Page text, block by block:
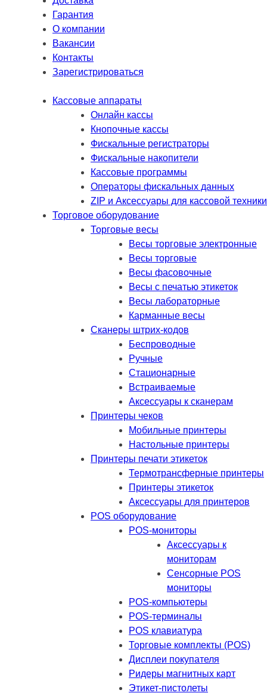
Гарантия
О компании
Вакансии
Контакты
Зарегистрироваться
Кассовые аппараты
Онлайн кассы
Кнопочные кассы
Фискальные регистраторы
Фискальные накопители
Кассовые программы
Операторы фискальных данных
ZIP и Аксессуары для кассовой техники
Торговое оборудование
Торговые весы
Весы торговые электронные
Весы торговые
Весы фасовочные
Весы с печатью этикеток
Весы лабораторные
Карманные весы
Сканеры штрих-кодов
Беспроводные
Ручные
Стационарные
Встраиваемые
Аксессуары к сканерам
Принтеры чеков
Мобильные принтеры
Настольные принтеры
Принтеры печати этикеток
Термотрансферные принтеры
Принтеры этикеток
Аксессуары для принтеров
POS оборудование
POS-мониторы
Аксессуары к
мониторам
Сенсорные POS
мониторы
POS-компьютеры
POS-терминалы
POS клавиатура
Торговые комплекты (POS)
Дисплеи покупателя
Ридеры магнитных карт
Этикет-пистолеты